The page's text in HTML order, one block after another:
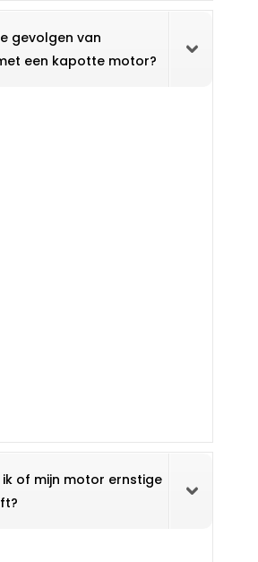
gevolgen van
een kapotte motor?
ik of mijn motor ernstige